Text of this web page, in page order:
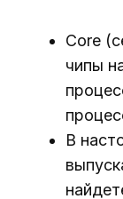
Core
чипы
В